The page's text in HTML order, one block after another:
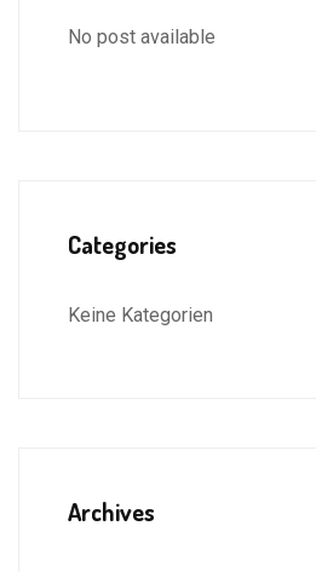
No post available
Categories
Keine Kategorien
Archives